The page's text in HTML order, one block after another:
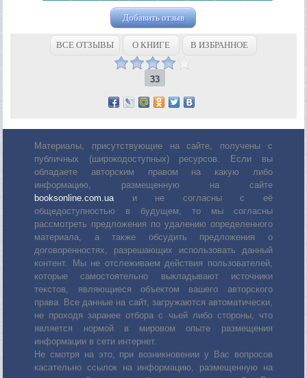
Добавить отзыв
ВСЕ ОТЗЫВЫ О КНИГЕ В ИЗБРАННОЕ
33
Материалы, присутствующие на сайте, получены с
публичных (широкодоступных) ресурсов. Если вы
обладаете авторским правом на какую либо
информацию, размещенную на сайте
booksonline.com.uaи не согласны с её
общедоступностью в будущем, то мы согласны
рассмотреть предложения по удалению определенного
материала, а также обсудить предложения о
договоренностях, разрешающих использовать данный
контент. Мы не отслеживаем действия пользователей,
которые самостоятельно выкладывают источники
текстов, являющиеся объектом вашего авторского
права. Все данные на сайт, загружаются автоматически,
не проходя заранее отбора с чьей либо стороны, что
является нормой в мировом опыте размещения
информации в сети интернет.
Не смотря на это, при возникновении у Вас вопросов
касательно ссылок на информацию, размещенную на